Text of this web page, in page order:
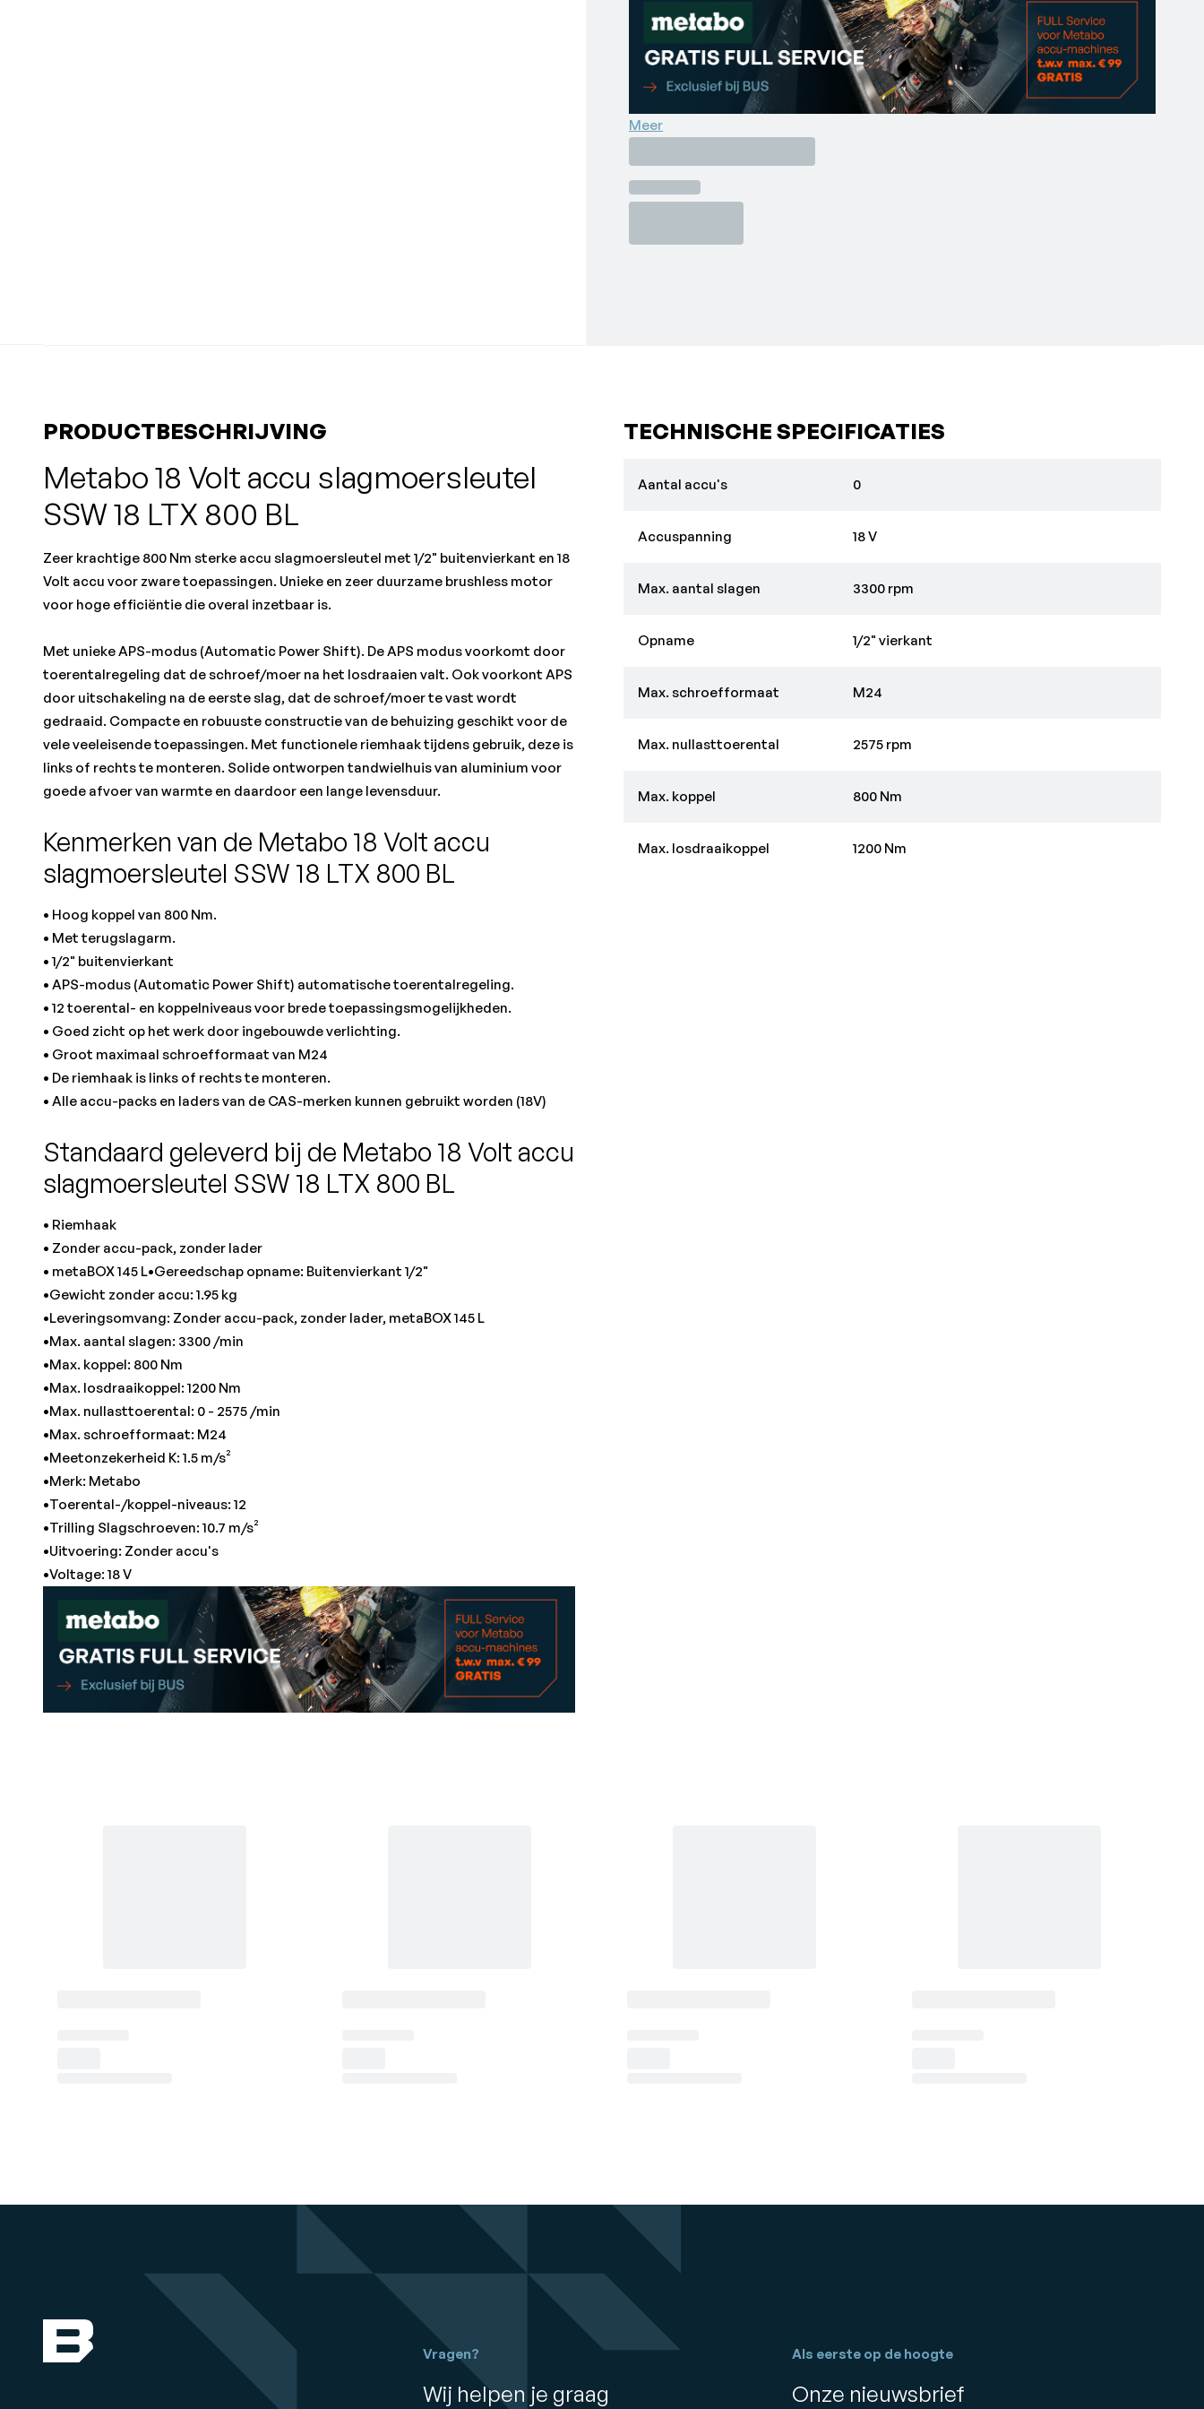
• Alle accu-packs en laders van de CAS-merken kunnen gebruikt worden (18V)
•Gewicht zonder accu: 1.95 kg
•Leveringsomvang: Zonder accu-pack, zonder lader, metaBOX 145 L
•Max. aantal slagen: 3300 /min
•Max. koppel: 800 Nm
•Max. losdraaikoppel: 1200 Nm
•Max. nullasttoerental: 0 - 2575 /min
•Max. schroefformaat: M24
•Meetonzekerheid K: 1.5 m/s²
•Merk: Metabo
Meer
PRODUCTBESCHRIJVING
Metabo 18 Volt accu slagmoersleutel
SSW 18 LTX 800 BL
Zeer krachtige 800 Nm sterke accu slagmoersleutel met 1/2" buitenvierkant en 18
Volt accu voor zware toepassingen. Unieke en zeer duurzame brushless motor
voor hoge efficiëntie die overal inzetbaar is.
Met unieke APS-modus (Automatic Power Shift). De APS modus voorkomt door
toerentalregeling dat de schroef/moer na het losdraaien valt. Ook voorkont APS
door uitschakeling na de eerste slag, dat de schroef/moer te vast wordt
gedraaid. Compacte en robuuste constructie van de behuizing geschikt voor de
vele veeleisende toepassingen. Met functionele riemhaak tijdens gebruik, deze is
links of rechts te monteren. Solide ontworpen tandwielhuis van aluminium voor
goede afvoer van warmte en daardoor een lange levensduur.
Kenmerken van de Metabo 18 Volt accu
slagmoersleutel SSW 18 LTX 800 BL
• Hoog koppel van 800 Nm.
• Met terugslagarm.
• 1/2" buitenvierkant
• APS-modus (Automatic Power Shift) automatische toerentalregeling.
• 12 toerental- en koppelniveaus voor brede toepassingsmogelijkheden.
• Goed zicht op het werk door ingebouwde verlichting.
• Groot maximaal schroefformaat van M24
• De riemhaak is links of rechts te monteren.
• Alle accu-packs en laders van de CAS-merken kunnen gebruikt worden (18V)
Standaard geleverd bij de Metabo 18 Volt accu
slagmoersleutel SSW 18 LTX 800 BL
• Riemhaak
• Zonder accu-pack, zonder lader
• metaBOX 145 L•Gereedschap opname: Buitenvierkant 1/2"
•Gewicht zonder accu: 1.95 kg
•Leveringsomvang: Zonder accu-pack, zonder lader, metaBOX 145 L
•Max. aantal slagen: 3300 /min
•Max. koppel: 800 Nm
•Max. losdraaikoppel: 1200 Nm
•Max. nullasttoerental: 0 - 2575 /min
•Max. schroefformaat: M24
•Meetonzekerheid K: 1.5 m/s²
•Merk: Metabo
•Toerental-/koppel-niveaus: 12
•Trilling Slagschroeven: 10.7 m/s²
•Uitvoering: Zonder accu's
•Voltage: 18 V
TECHNISCHE SPECIFICATIES
Aantal accu's 0
Accuspanning 18 V
Max. aantal slagen 3300 rpm
Opname 1/2" vierkant
Max. schroefformaat M24
Max. nullasttoerental 2575 rpm
Max. koppel 800 Nm
Max. losdraaikoppel 1200 Nm
Vragen?
Wij helpen je graag
Als eerste op de hoogte
Onze nieuwsbrief